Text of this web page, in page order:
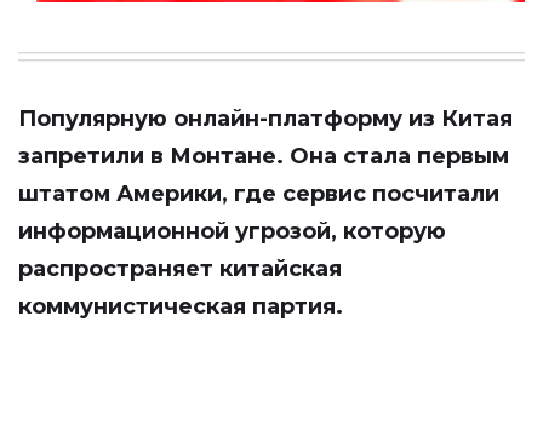
Популярную онлайн-платформу из Китая
запретили в Монтане. Она стала первым
штатом Америки, где сервис посчитали
информационной угрозой, которую
распространяет китайская
коммунистическая партия.